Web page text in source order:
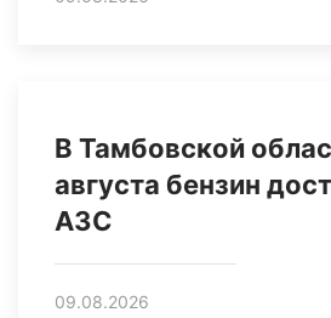
В Тамбовской
августа бензин
АЗС
09.08.2026